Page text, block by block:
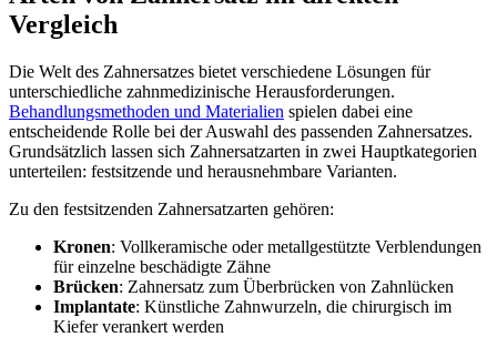
Vergleich
Die Welt des Zahnersatzes bietet verschiedene Lösungen für
unterschiedliche zahnmedizinische Herausforderungen.
Behandlungsmethoden und Materialien spielen dabei eine
entscheidende Rolle bei der Auswahl des passenden Zahnersatzes.
Grundsätzlich lassen sich Zahnersatzarten in zwei Hauptkategorien
unterteilen: festsitzende und herausnehmbare Varianten.
Zu den festsitzenden Zahnersatzarten gehören:
Kronen: Vollkeramische oder metallgestützte Verblendungen
für einzelne beschädigte Zähne
Brücken: Zahnersatz zum Überbrücken von Zahnlücken
Implantate: Künstliche Zahnwurzeln, die chirurgisch im
Kiefer verankert werden